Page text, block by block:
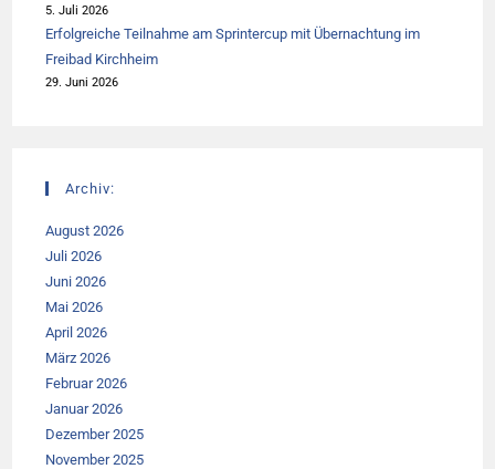
5. Juli 2026
Erfolgreiche Teilnahme am Sprintercup mit Übernachtung im
Freibad Kirchheim
29. Juni 2026
Archiv:
August 2026
Juli 2026
Juni 2026
Mai 2026
April 2026
März 2026
Februar 2026
Januar 2026
Dezember 2025
November 2025